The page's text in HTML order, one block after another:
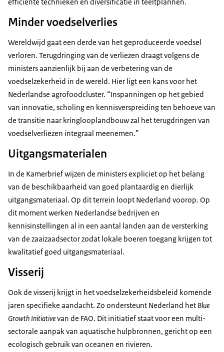
Minder voedselverlies
Wereldwijd gaat een derde van het geproduceerde voedsel
verloren. Terugdringing van de verliezen draagt volgens de
ministers aanzienlijk bij aan de verbetering van de
voedselzekerheid in de wereld. Hier ligt een kans voor het
Nederlandse agrofoodcluster. “Inspanningen op het gebied
van innovatie, scholing en kennisverspreiding ten behoeve van
de transitie naar kringlooplandbouw zal het terugdringen van
voedselverliezen integraal meenemen.”
Uitgangsmaterialen
In de Kamerbrief wijzen de ministers expliciet op het belang
van de beschikbaarheid van goed plantaardig en dierlijk
uitgangsmateriaal. Op dit terrein loopt Nederland voorop. Op
dit moment werken Nederlandse bedrijven en
kennisinstellingen al in een aantal landen aan de versterking
van de zaaizaadsector zodat lokale boeren toegang krijgen tot
kwalitatief goed uitgangsmateriaal.
Visserij
Ook de visserij krijgt in het voedselzekerheidsbeleid komende
jaren specifieke aandacht. Zo ondersteunt Nederland het Blue
Growth Initiativevan de FAO. Dit initiatief staat voor een multi-
sectorale aanpak van aquatische hulpbronnen, gericht op een
ecologisch gebruik van oceanen en rivieren.